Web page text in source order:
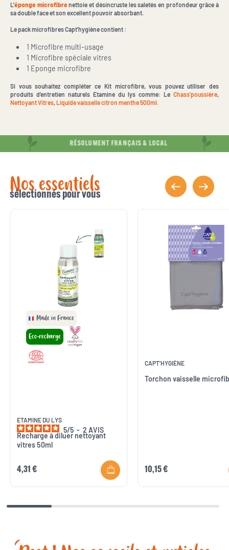
L'éponge microfibrenettoie et désincruste les saletés en profondeur grâce à
sa double face et son excellent pouvoir absorbant.
Le pack microfibres Capt’hygiène contient :
1 Microfibre multi-usage
1 Microfibre spéciale vitres
1 Eponge microfibre
Si vous souhaitez compléter ce Kit microfibre, vous pouvez utiliser des
produits d’entretien naturels Etamine du lys comme: Le Chass’poussière
Nettoyant Vitres Liquide vaisselle citron menthe 500ml.
RÉSOLUMENT FRANÇAIS & LOCAL
Nos essentiels
sélectionnés pour vous
Made in France
Eco-recharge
ETAMINE DU LYS
5/5 - 2 AVIS
Recharge à diluer nettoyant
vitres 50ml
4,31 €
CAPT'HYGIÈNE
Torchon vaisselle
10,15 €